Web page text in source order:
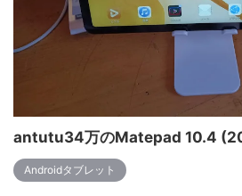
antutu34万のMatepad 10.4
Androidタブレット